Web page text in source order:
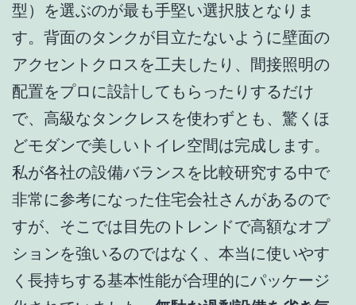
型）を選ぶのが最も手堅い選択肢となりま
す。背面のタンクが目立たないように壁面の
アクセントクロスを工夫したり、間接照明の
配置をプロに設計してもらったりするだけ
で、高級なタンクレスを使わずとも、驚くほ
どモダンで美しいトイレ空間は完成します。
私が各社の設備バランスを比較研究する中で
非常に参考になった住宅会社さんがあるので
すが、そこでは目先のトレンドで高額なオプ
ションを強いるのではなく、本当に使いやす
く長持ちする基本性能が合理的にパッケージ